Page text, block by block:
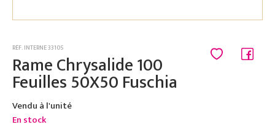
RÉF. INTERNE 33105
Rame Chrysalide 100
Feuilles 50X50 Fuschia
Vendu à l'unité
En stock